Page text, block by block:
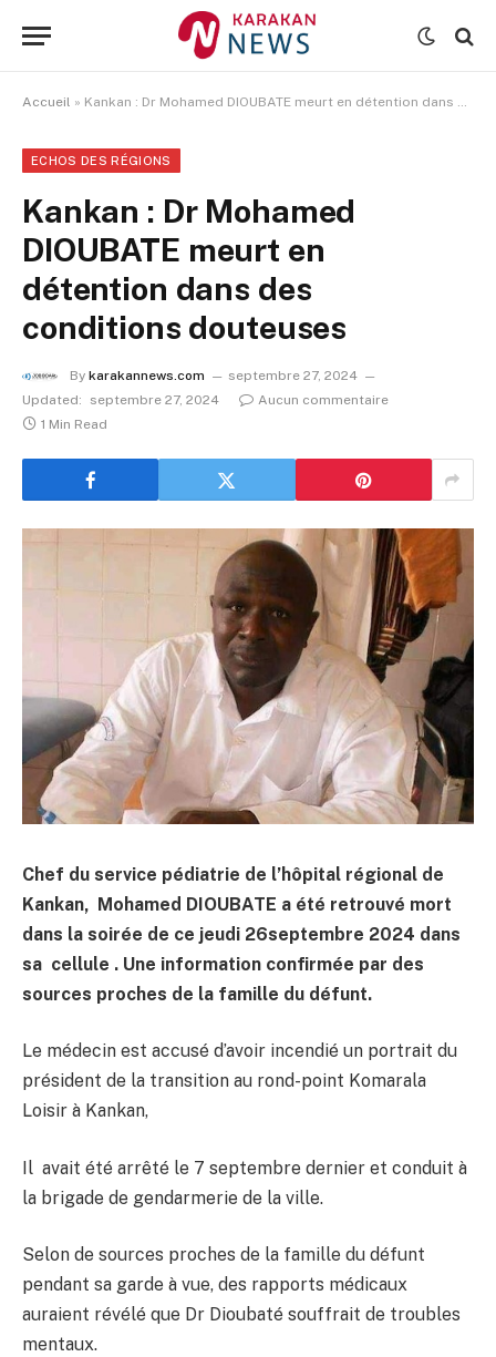
Accueil » Kankan : Dr Mohamed DIOUBATE meurt en détention dans des conditions douteuses
ECHOS DES RÉGIONS
Kankan : Dr Mohamed
DIOUBATE meurt en
détention dans des
conditions douteuses
By karakannews.com
septembre 27, 2024
Updated:
septembre 27, 2024
Aucun commentaire
1 Min Read
Chef du service pédiatrie de l’hôpital régional de
Kankan, Mohamed DIOUBATE a été retrouvé mort
dans la soirée de ce jeudi 26septembre 2024 dans
sa cellule . Une information confirmée par des
sources proches de la famille du défunt.
Le médecin est accusé d’avoir incendié un portrait du
président de la transition au rond-point Komarala
Loisir à Kankan,
Il avait été arrêté le 7 septembre dernier et conduit à
la brigade de gendarmerie de la ville.
Selon de sources proches de la famille du défunt
pendant sa garde à vue, des rapports médicaux
auraient révélé que Dr Dioubaté souffrait de troubles
mentaux.